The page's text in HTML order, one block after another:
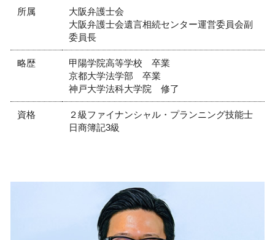
所属
大阪弁護士会
大阪弁護士会遺言相続センター運営委員会副
委員長
略歴
甲陽学院高等学校 卒業
京都大学法学部 卒業
神戸大学法科大学院 修了
資格
２級ファイナンシャル・プランニング技能士
日商簿記3級